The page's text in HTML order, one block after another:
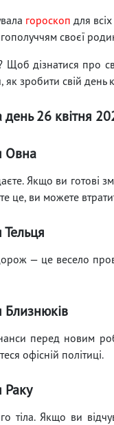
гороскоп для
своєї
Щоб дізнатися про
як зробити свій
26 квітня
Овна
Якщо ви готові
це, ви можете
— це весело
Близнюків
перед новим
офісній політиці.
Раку
Якщо ви